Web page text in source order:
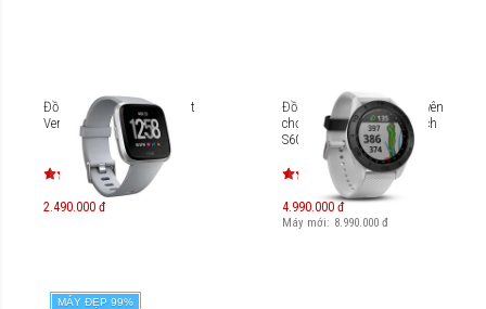
Đồng hồ thông minh Fitbit
Versa Lite
2.490.000 đ
Đồng hồ thông minh chuyên
chơi Golf Garmin Approach
S60
4.990.000 đ
Máy mới: 8.990.000 đ
MÁY ĐẸP 99%